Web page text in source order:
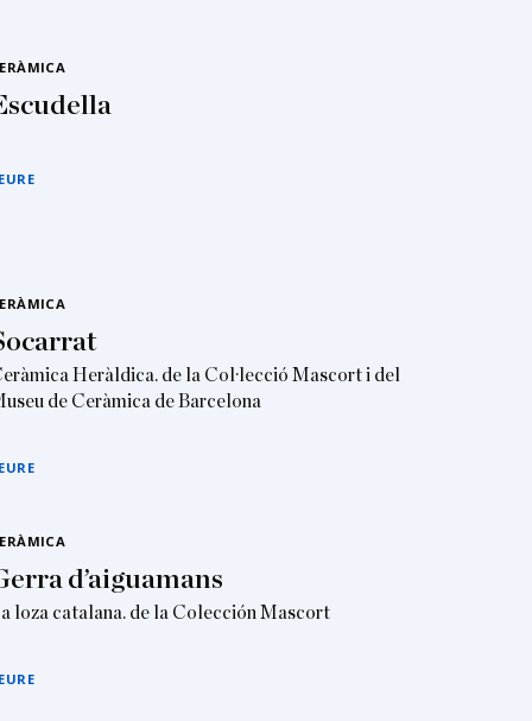
Heràldica. de la Col·lecció Mascort i del
de Ceràmica de Barcelona
d’aiguamans
loza catalana. de la Colección Mascort